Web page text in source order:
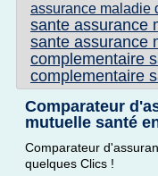
assurance maladie
sante assurance
sante assurance
complementaire
complementaire
Comparateur
mutuelle santé
Comparateur
quelques Clics !